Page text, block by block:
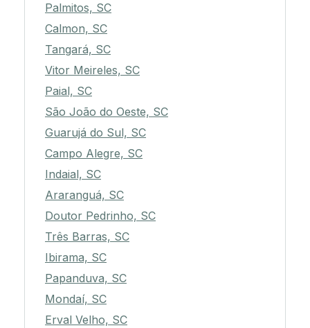
Palmitos, SC
Calmon, SC
Tangará, SC
Vitor Meireles, SC
Paial, SC
São João do Oeste, SC
Guarujá do Sul, SC
Campo Alegre, SC
Indaial, SC
Araranguá, SC
Doutor Pedrinho, SC
Três Barras, SC
Ibirama, SC
Papanduva, SC
Mondaí, SC
Erval Velho, SC